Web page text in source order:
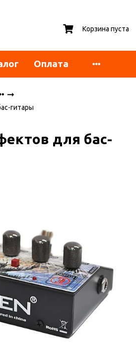
Корзина пуста
Оплата
гитары
для бас-